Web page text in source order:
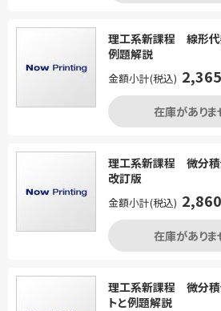
理工系新課程 線形
例題解説
金額小計(税込) 2,365
在庫がありま
理工系新課程 微分
改訂版
金額小計(税込) 2,860
在庫がありま
理工系新課程 微分積
トと例題解説